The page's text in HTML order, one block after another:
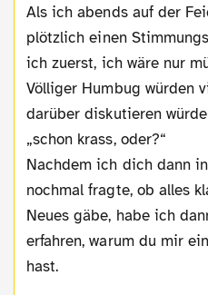
Als ich abends auf der
plötzlich einen
ich zuerst, ich wäre nur
Völliger Humbug würden
darüber diskutieren
„schon krass, oder?“
Nachdem ich dich dann
nochmal fragte, ob alles
Neues gäbe, habe ich
erfahren, warum du mir
hast.